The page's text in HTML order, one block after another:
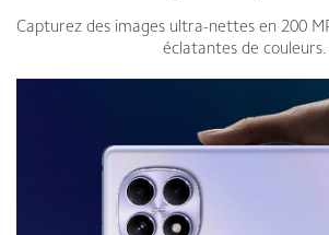
Capturez des images ultra-nettes en 200
éclatantes de couleurs.